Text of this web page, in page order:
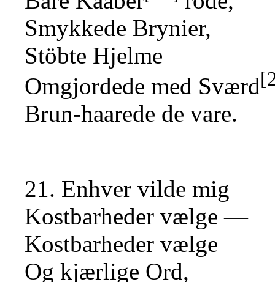
Smykkede Brynier,
Stöbte Hjelme
Omgjordede med Sværd
Brun-haarede de vare.
21. Enhver vilde mig
Kostbarheder vælge —
Kostbarheder vælge
Og kjærlige Ord,